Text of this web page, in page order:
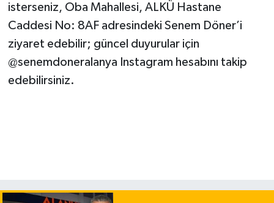
isterseniz, Oba Mahallesi, ALKÜ Hastane
Caddesi No: 8AF adresindeki Senem Döner’i
ziyaret edebilir; güncel duyurular için
@senemdoneralanya Instagram hesabını takip
edebilirsiniz.